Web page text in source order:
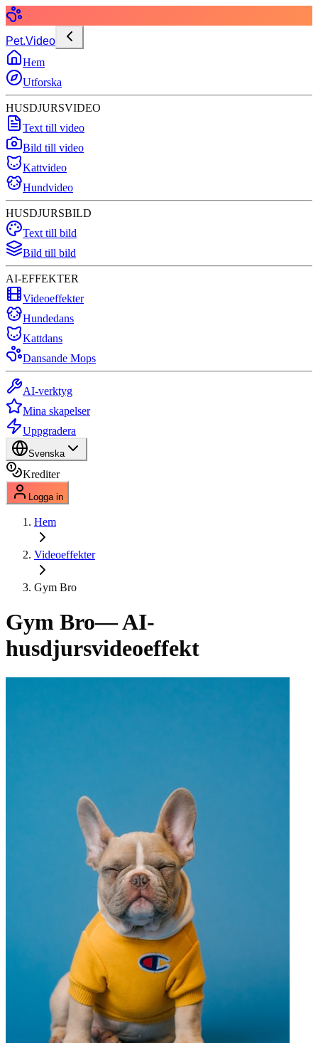
Pet.Video
Hem
Utforska
HUSDJURSVIDEO
Text till video
Bild till video
Kattvideo
Hundvideo
HUSDJURSBILD
Text till bild
Bild till bild
AI-EFFEKTER
Videoeffekter
Hundedans
Kattdans
Dansande Mops
AI-verktyg
Mina skapelser
Uppgradera
Svenska
Krediter
Logga in
Hem
Videoeffekter
Gym Bro
Gym Bro— AI-
husdjursvideoeffekt